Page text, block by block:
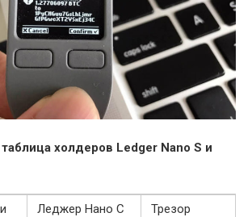
холдеров Ledger Nano S и
Леджер Нано С Трезор